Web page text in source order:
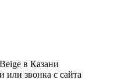
в Казани
или звонка с сайта